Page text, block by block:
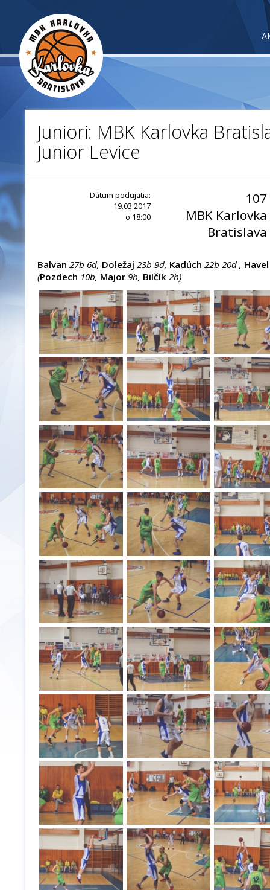
Juniori: MBK Karlovka
Junior Levice
Dátum podujatia:
19.03.2017
o 18:00
107
MBK Karlovka
Bratislava
Balvan 27b 6d, Doležaj 23b 9d, Kadúch 22b 20d , Havel
(Pozdech 10b, Major 9b, Bilčík 2b)